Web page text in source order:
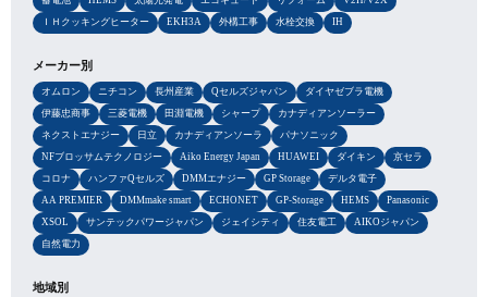
ＩＨクッキングヒーター
EKH3A 外構工事 水栓交換 IH
メーカー別
オムロン ニチコン 長州産業 Qセルズジャパン
ダイヤゼブラ電機
伊藤忠商事
三菱電機 田淵電機 シャープ
カナディアンソーラー
ネクストエナジー
日立 カナディアンソーラ
パナソニック
NFブロッサムテクノロジー
Aiko Energy Japan HUAWEI ダイキン
京セラ
コロナ
ハンファQセルズ DMMエナジー GP Storage
デルタ電子
AA PREMIER
DMMmake smart ECHONET GP-Storage HEMS
Panasonic
XSOL
サンテックパワージャパン ジェイシティ 住友電工
AIKOジャパン
自然電力
地域別